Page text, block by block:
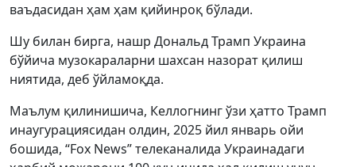
ваъдасидан ҳам ҳам қийинроқ бўлади.
Шу билан бирга, нашр Дональд Трамп Украина
бўйича музокараларни шахсан назорат қилиш
ниятида, деб ўйламоқда.
Маълум қилинишича, Келлогнинг ўзи ҳатто Трамп
инаугурациясидан олдин, 2025 йил январь ойи
бошида, “Fox News” телеканалида Украинадаги